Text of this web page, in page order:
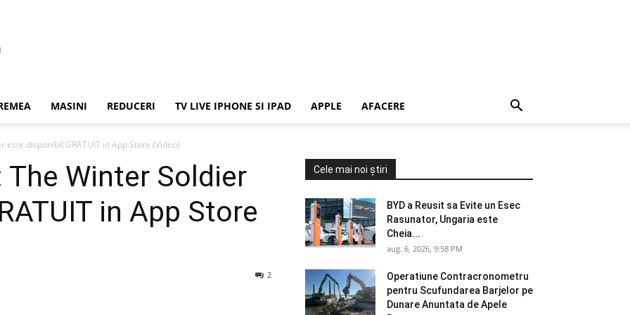
MASINI REDUCERI TV LIVE IPHONE SI IPAD APPLE AFACERE
disponibil GRATUIT in App Store (Video)
Winter Soldier
in App Store
2
Cele mai noi știri
BYD a Reusit sa Evite un Esec
Rasunator, Ungaria este
Cheia...
aug. 6, 2026, 9:58 PM
Operatiune Contracronometru
pentru Scufundarea Barjelor pe
Dunare Anuntata de Apele